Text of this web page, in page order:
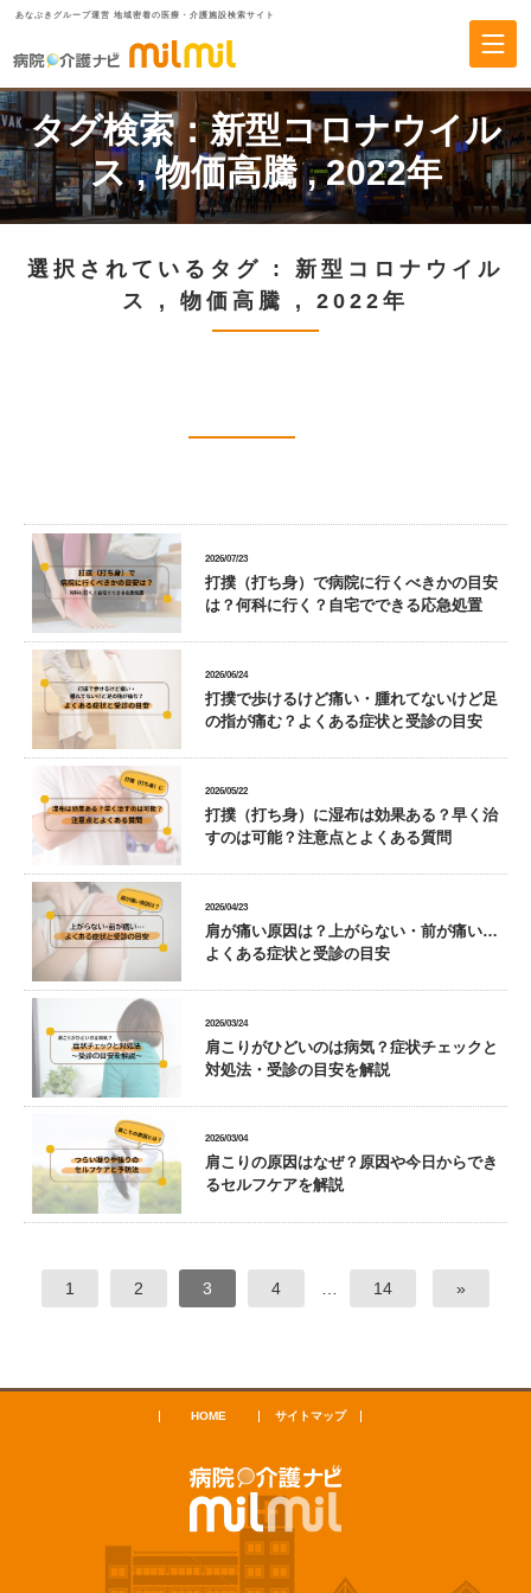
あなぶきグループ運営 地域密着の医療・介護施設検索サイト
タグ検索：新型コロナウイル
ス,物価高騰,2022年
選択されているタグ : 新型コロナウイル
ス
, 物価高騰 , 2022年
2026/07/23
打撲（打ち身）で病院に行くべきかの目安
は？何科に行く？自宅でできる応急処置
2026/06/24
打撲で歩けるけど痛い・腫れてないけど足
の指が痛む？よくある症状と受診の目安
2026/05/22
打撲（打ち身）に湿布は効果ある？早く治
すのは可能？注意点とよくある質問
2026/04/23
肩が痛い原因は？上がらない・前が痛い…
よくある症状と受診の目安
2026/03/24
肩こりがひどいのは病気？症状チェックと
対処法・受診の目安を解説
2026/03/04
肩こりの原因はなぜ？原因や今日からでき
るセルフケアを解説
1 2 3 4 14 »
HOME サイトマップ